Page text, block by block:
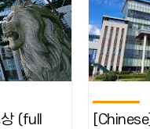
(full